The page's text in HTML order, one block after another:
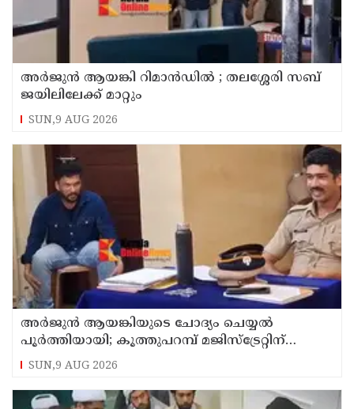
അര്‍ജുന്‍ ആയങ്കി റിമാന്‍ഡില്‍ ; തലശ്ശേരി സബ്
ജയിലിലേക്ക് മാറ്റും
SUN,9 AUG 2026
അര്‍ജുന്‍ ആയങ്കിയുടെ ചോദ്യം ചെയ്യല്‍
പൂര്‍ത്തിയായി; കൂത്തുപറമ്പ് മജിസ്ട്രേറ്റിന്
മുൻപില്‍ ഹാജരാക്കും
SUN,9 AUG 2026